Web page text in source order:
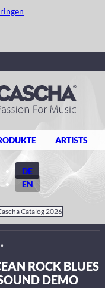
ARTISTS
DE
EN
Catalog 2026
ROCK BLUES
DEMO